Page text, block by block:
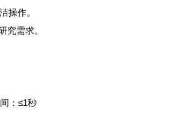
操作。
究需求。
：≤1秒